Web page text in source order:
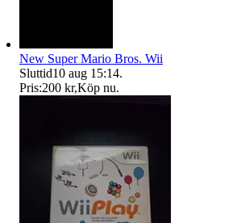
New Super Mario Bros. Wii
Sluttid10 aug 15:14.
Pris:200 kr,Köp nu.